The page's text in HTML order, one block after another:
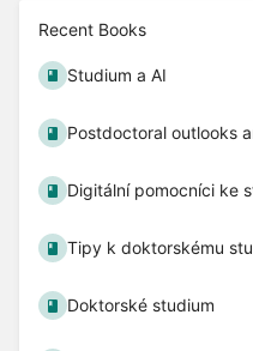
Recent Books
Studium a AI
Postdoctoral outlooks
Digitální pomocníci ke
Tipy k doktorskému
Doktorské studium